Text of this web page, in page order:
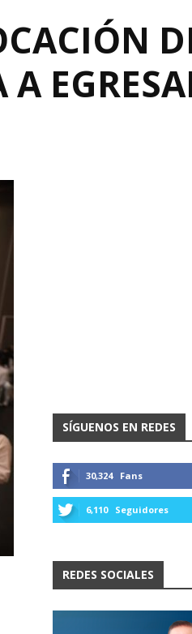
SÍGUENOS EN REDES
30,324 Fans
6,110 Seguidores
REDES SOCIALES